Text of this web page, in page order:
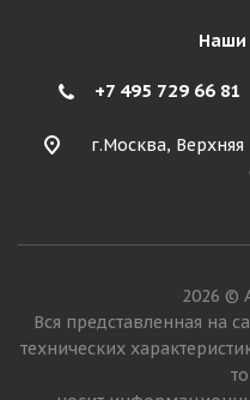
7 745₽
Наши
+7 495 729 66 81
г.Москва,
2026 ©
Вся представленная на
технических